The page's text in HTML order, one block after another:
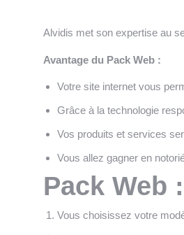
Alvidis met son expertise au
Avantage du Pack Web :
Votre site internet vous
Grâce à la technologie
Vos produits et services
Vous allez gagner en
Pack Web
Vous choisissez votre